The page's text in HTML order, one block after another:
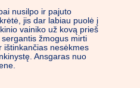
nusilpo ir pajuto
jis dar labiau puolė į
vainiko už kovą prieš
žmogus mirti
ištinkančias nesėkmes
Ansgaras nuo